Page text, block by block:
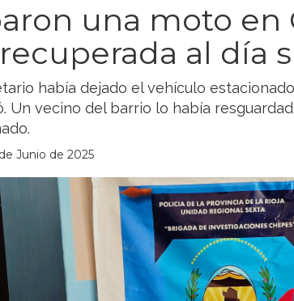
una moto en
al día
había dejado el vehículo
Un vecino del barrio lo había
Junio de 2025